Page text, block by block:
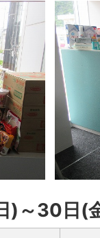
)～30日(